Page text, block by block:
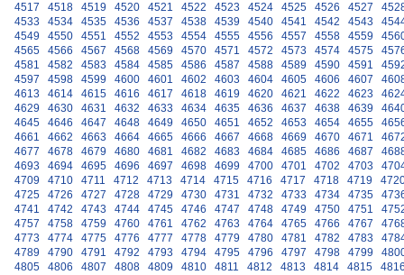
4517
4518 4519 4520 4521 4522 4523 4524 4525 4526 4527
4533
4534 4535 4536 4537 4538 4539 4540 4541 4542 4543
4549
4550 4551 4552 4553 4554 4555 4556 4557 4558 4559
4565
4566 4567 4568 4569 4570 4571 4572 4573 4574 4575
4581
4582 4583 4584 4585 4586 4587 4588 4589 4590 4591
4597
4598 4599 4600 4601 4602 4603 4604 4605 4606 4607
4613
4614 4615 4616 4617 4618 4619 4620 4621 4622 4623
4629
4630 4631 4632 4633 4634 4635 4636 4637 4638 4639
4645
4646 4647 4648 4649 4650 4651 4652 4653 4654 4655
4661
4662 4663 4664 4665 4666 4667 4668 4669 4670 4671
4677
4678 4679 4680 4681 4682 4683 4684 4685 4686 4687
4693
4694 4695 4696 4697 4698 4699 4700 4701 4702 4703
4709
4710 4711 4712 4713 4714 4715 4716 4717 4718 4719
4725
4726 4727 4728 4729 4730 4731 4732 4733 4734 4735
4741
4742 4743 4744 4745 4746 4747 4748 4749 4750 4751
4757
4758 4759 4760 4761 4762 4763 4764 4765 4766 4767
4773
4774 4775 4776 4777 4778 4779 4780 4781 4782 4783
4789
4790 4791 4792 4793 4794 4795 4796 4797 4798 4799
4805
4806 4807 4808 4809 4810 4811 4812 4813 4814 4815